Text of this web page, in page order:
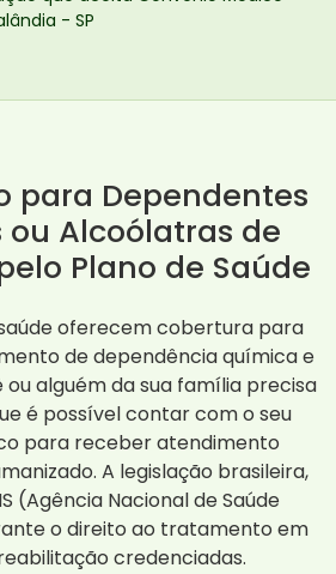
- SP
para Dependentes
Alcoólatras de
Plano de Saúde
oferecem cobertura para
de dependência química e
ou alguém da sua família precisa
é possível contar com o seu
para receber atendimento
A legislação brasileira,
(Agência Nacional de Saúde
o direito ao tratamento em
credenciadas.